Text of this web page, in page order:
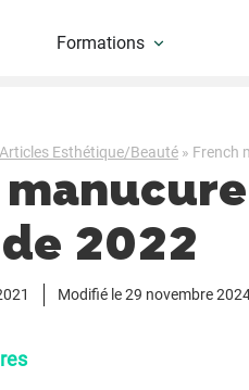
Formations
Articles Esthétique/Beauté » French
2022
Modifié le 29 novembre